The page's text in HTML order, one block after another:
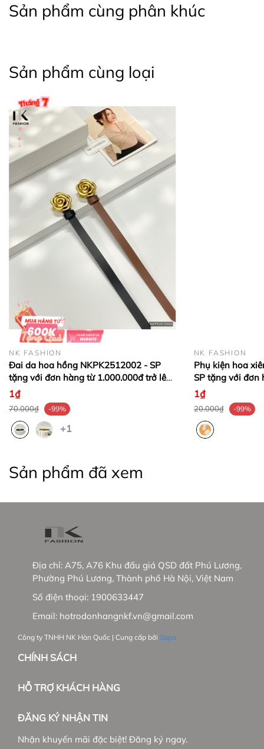
Sản phẩm cùng phân khúc
Sản phẩm cùng loại
NK FASHION
Đai da hoa hồng NKPK2512002 - SP
tặng với đơn hàng từ 1.000.000đ trở lên
- Miễn phí VC
1₫
70.000₫ -99%
+1
NK FASHION
Phụ kiện hoa
SP tặng với đơn
lên - Miễn phí VC
1₫
20.000₫ -99%
Sản phẩm đã xem
Địa chỉ: A75, A76 Khu đấu giá QSD đất Phú Lương,
Phường Phú Lương, Thành phố Hà Nội, Việt Nam
Số điện thoại: 1900633447
Email: hotrodonhangnkf.vn@gmail.com
Công ty TNHH NK Hàn Quốc | Cung cấp bởi Sapo
CHÍNH SÁCH
HỖ TRỢ KHÁCH HÀNG
ĐĂNG KÝ NHẬN TIN
Nhận khuyến mãi đặc biệt! Đăng ký ngay.